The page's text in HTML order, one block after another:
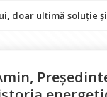
soluție și fără